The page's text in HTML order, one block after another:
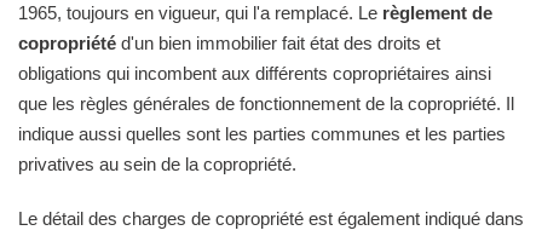
1965, toujours en vigueur, qui l'a remplacé. Le règlement de
copropriété d'un bien immobilier fait état des droits et
obligations qui incombent aux différents copropriétaires ainsi
que les règles générales de fonctionnement de la copropriété. Il
indique aussi quelles sont les parties communes et les parties
privatives au sein de la copropriété.
Le détail des charges de copropriété est également indiqué dans